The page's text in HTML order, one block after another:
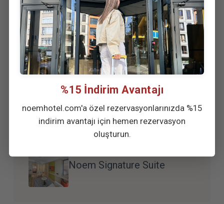
%15 İndirim Avantajı
noemhotel.com'a özel rezervasyonlarınızda %15
indirim avantajı için hemen rezervasyon
oluşturun.
Standart King
Deluxe King
Noem Signature Suite